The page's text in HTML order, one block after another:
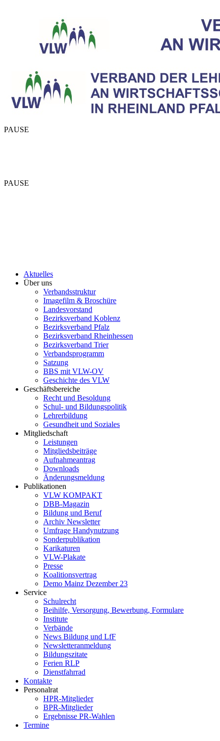
PAUSE
PAUSE
Aktuelles
Über uns
Verbandsstruktur
Imagefilm & Broschüre
Landesvorstand
Bezirksverband Koblenz
Bezirksverband Pfalz
Bezirksverband Rheinhessen
Bezirksverband Trier
Verbandsprogramm
Satzung
BBS mit VLW-OV
Geschichte des VLW
Geschäftsbereiche
Recht und Besoldung
Schul- und Bildungspolitik
Lehrerbildung
Gesundheit und Soziales
Mitgliedschaft
Leistungen
Mitgliedsbeiträge
Aufnahmeantrag
Downloads
Änderungsmeldung
Publikationen
VLW KOMPAKT
DBB-Magazin
Bildung und Beruf
Archiv Newsletter
Umfrage Handynutzung
Sonderpublikation
Karikaturen
VLW-Plakate
Presse
Koalitionsvertrag
Demo Mainz Dezember 23
Service
Schulrecht
Beihilfe, Versorgung, Bewerbung, Formulare
Institute
Verbände
News Bildung und LfF
Newsletteranmeldung
Bildungszitate
Ferien RLP
Dienstfahrrad
Kontakte
Personalrat
HPR-Mitglieder
BPR-Mitglieder
Ergebnisse PR-Wahlen
Termine